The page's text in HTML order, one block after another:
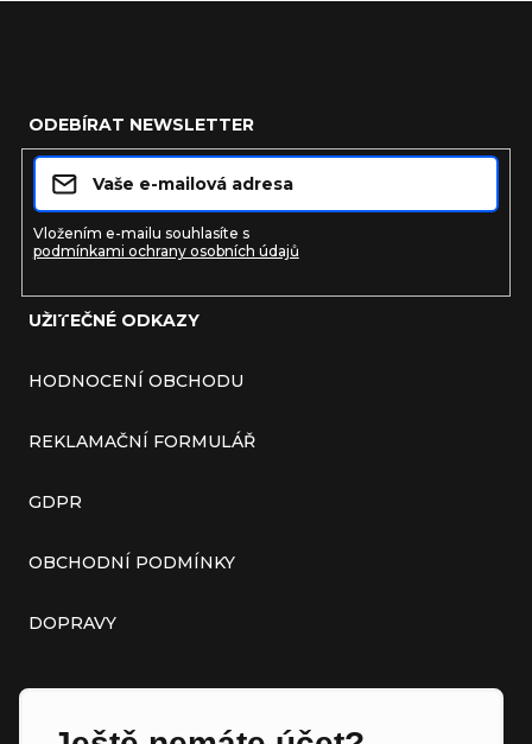
UŽITEČNÉ ODKAZY
HODNOCENÍ OBCHODU
REKLAMAČNÍ FORMULÁŘ
GDPR
OBCHODNÍ PODMÍNKY
DOPRAVY
ODEBÍRAT NEWSLETTER
Vložením e-mailu souhlasíte s
podmínkami ochrany osobních údajů
Přihlásit se